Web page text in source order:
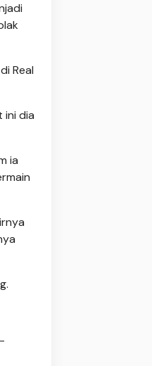
Real
ini dia
ia